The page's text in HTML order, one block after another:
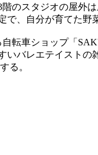
のスタジオの屋外
、自分が育てた野
転車ショップ「
バレエテイスト
る。